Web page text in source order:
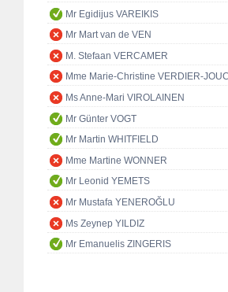
Mr Egidijus VAREIKIS
Mr Mart van de VEN
M. Stefaan VERCAMER
Mme Marie-Christine VERDIER-
Ms Anne-Mari VIROLAINEN
Mr Günter VOGT
Mr Martin WHITFIELD
Mme Martine WONNER
Mr Leonid YEMETS
Mr Mustafa YENEROĞLU
Ms Zeynep YILDIZ
Mr Emanuelis ZINGERIS